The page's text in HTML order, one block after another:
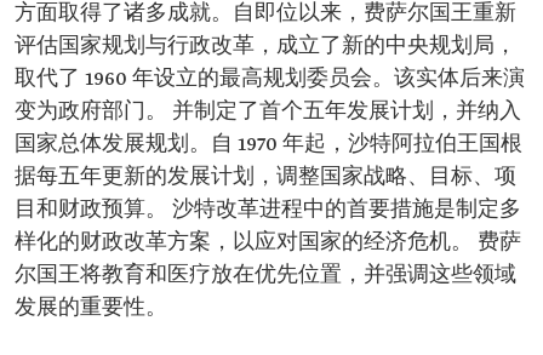
方面取得了诸多成就。自即位以来，费萨尔国王重新
评估国家规划与行政改革，成立了新的中央规划局，
取代了 1960 年设立的最高规划委员会。该实体后来演
变为政府部门。 并制定了首个五年发展计划，并纳入
国家总体发展规划。自 1970 年起，沙特阿拉伯王国根
据每五年更新的发展计划，调整国家战略、目标、项
目和财政预算。 沙特改革进程中的首要措施是制定多
样化的财政改革方案，以应对国家的经济危机。 费萨
尔国王将教育和医疗放在优先位置，并强调这些领域
发展的重要性。